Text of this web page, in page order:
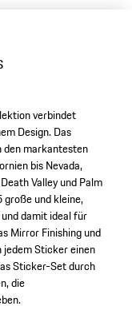
verbindet
Design. Das
markantesten
bis Nevada,
Valley und Palm
und kleine,
damit ideal für
Mirror Finishing und
Sticker einen
Sticker-Set durch
die